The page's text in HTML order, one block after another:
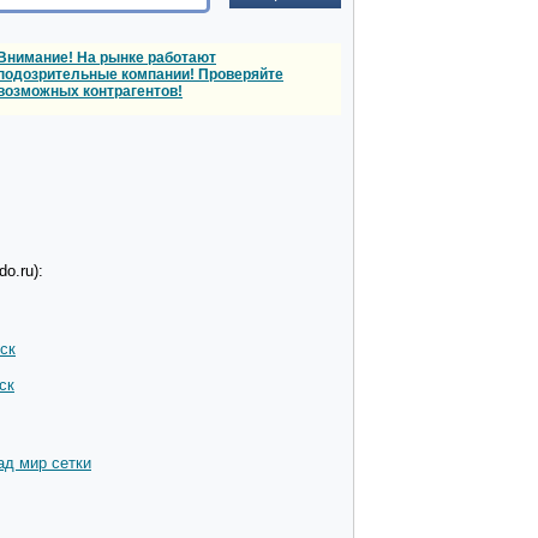
На рынке работают
компании! Проверяйте
контрагентов!
мир сетки